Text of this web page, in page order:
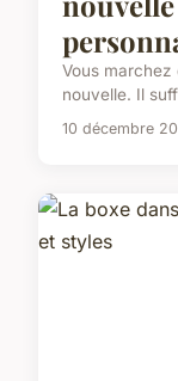
Vous marchez
nouvelle. Il
10 décembre